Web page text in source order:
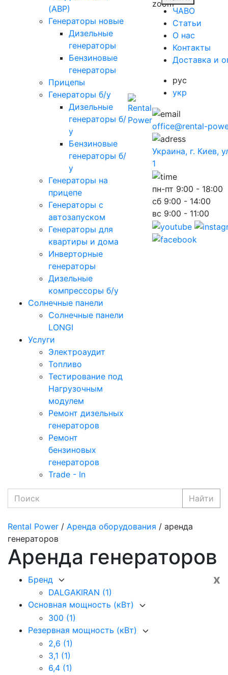
(АВР)
Генераторы новые
Дизельные
генераторы
Бензиновые
генераторы
Прицепы
Генераторы б/у
Дизельные
генераторы б/
у
Бензиновые
генераторы б/
у
Генераторы на
прицепе
Генераторы с
автозапуском
Генераторы для
квартиры и дома
Инверторные
генераторы
Дизельные
компрессоры б/у
Солнечные панели
Солнечные панели
LONGI
Услуги
Электроаудит
Топливо
Тестирование под
Нагрузочным
модулем
Ремонт дизельных
генераторов
Ремонт
бензиновых
генераторов
Trade - In
ЧАВО
Cтатьи
O нас
Контакты
Доставка и
рус
укр
office@rental-
Украина, г. Киев,
1
пн-пт 9:00 - 18:00
сб 9:00 - 14:00
вс 9:00 - 11:00
Найти
Rental Power / Аренда оборудования / аренда
генераторов
Аренда генераторов
x
Бренд
DALGAKIRAN (1)
Основная мощность (кВт)
300 (1)
Резервная мощность (кВт)
2,6 (1)
3,1 (1)
6,4 (1)